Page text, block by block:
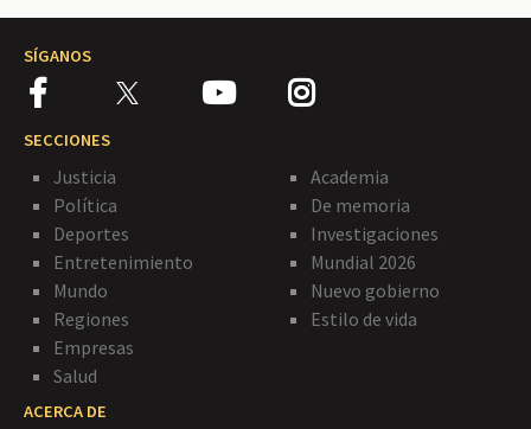
SÍGANOS
SECCIONES
Justicia
Política
Deportes
Entretenimiento
Mundo
Regiones
Empresas
Salud
Academia
De memoria
Investigaciones
Mundial 2026
Nuevo gobierno
Estilo de vida
ACERCA DE